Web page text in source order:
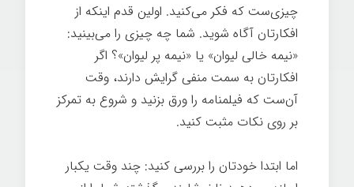
چیزی‌ست که فکر می‌کنید. اولین قدم اینکه از
افکارتان آگاه شوید. شما چه چیزی را می‌بینید:
«نیمه خالی لیوان» یا «نیمه پر لیوان»؟ اگر
افکارتان به سمت منفی گرایش دارند، وقت
آن‌ست که فیلمنامه را ورق بزنید و شروع به تمرکز
بر روی نکات مثبت کنید.
اما ابتدا خودتان را بررسی کنید: چند وقت یکبار